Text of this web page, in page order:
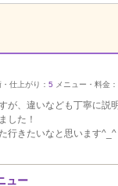
仕上がり： 5 メニュー・料金：
が、違いなども丁寧に説
した！
行きたいなと思います^_^
ュー